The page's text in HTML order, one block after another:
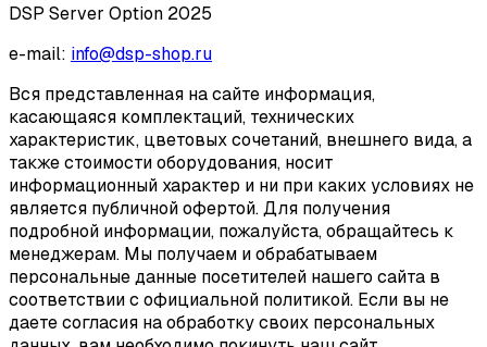
DSP Server Option 2025
e-mail: info@dsp-shop.ru
Вся представленная на сайте информация,
касающаяся комплектаций, технических
характеристик, цветовых сочетаний, внешнего вида, а
также стоимости оборудования, носит
информационный характер и ни при каких условиях не
является публичной офертой. Для получения
подробной информации, пожалуйста, обращайтесь к
менеджерам. Мы получаем и обрабатываем
персональные данные посетителей нашего сайта в
соответствии с официальной политикой. Если вы не
даете согласия на обработку своих персональных